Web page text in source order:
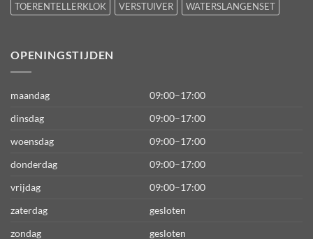
TOERENTELLERKLOK
VERSTUIVER WATERSLANGENSET
OPENINGSTIJDEN
maandag
09:00–17:00
dinsdag
09:00–17:00
woensdag
09:00–17:00
donderdag
09:00–17:00
vrijdag
09:00–17:00
zaterdag
gesloten
zondag
gesloten